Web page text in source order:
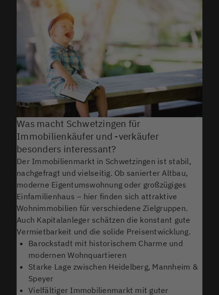
Was macht Schwetzingen für
Immobilienkäufer und -verkäufer
besonders interessant?
Der Immobilienmarkt in Schwetzingen ist stabil,
nachgefragt und vielseitig. Ob sanierter Altbau,
moderne Eigentumswohnung oder großzügiges
Einfamilienhaus – hier finden sich attraktive
Wohnimmobilien für verschiedene Zielgruppen.
Auch Kapitalanleger schätzen die konstant gute
Vermietbarkeit und die solide Preisentwicklung.
Barockstadt mit historischem Charme und
modernen Wohnquartieren
Starke Lage zwischen Heidelberg, Mannheim &
Speyer
Vielfältiger Immobilienmarkt mit guter